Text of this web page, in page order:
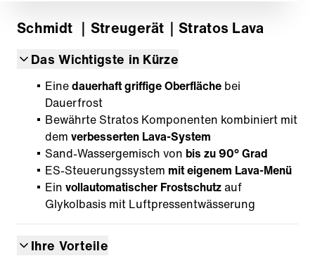
Schmidt ｜Streugerät ｜Stratos Lava
Das Wichtigste in Kürze
Einedauerhaft griffige Oberfläche bei
Dauerfrost
Bewährte Stratos Komponenten kombiniert mit
dem verbesserten Lava-System
Sand-Wassergemisch von bis zu 90° Grad
ES-Steuerungssystem mit eigenem Lava-Menü
Ein vollautomatischer Frostschutzauf
Glykolbasis mit Luftpressentwässerung
Ihre Vorteile